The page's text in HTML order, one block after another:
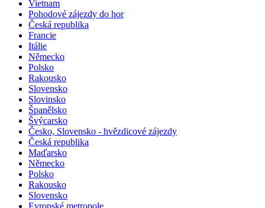
Vietnam
Pohodové zájezdy do hor
Česká republika
Francie
Itálie
Německo
Polsko
Rakousko
Slovensko
Slovinsko
Španělsko
Švýcarsko
Česko, Slovensko - hvězdicové zájezdy
Česká republika
Maďarsko
Německo
Polsko
Rakousko
Slovensko
Evropské metropole